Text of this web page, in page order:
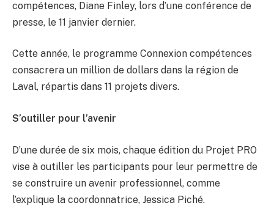
compétences, Diane Finley, lors d’une conférence de
presse, le 11 janvier dernier.
Cette année, le programme Connexion compétences
consacrera un million de dollars dans la région de
Laval, répartis dans 11 projets divers.
S’outiller pour l’avenir
D’une durée de six mois, chaque édition du Projet PRO
vise à outiller les participants pour leur permettre de
se construire un avenir professionnel, comme
l’explique la coordonnatrice, Jessica Piché.